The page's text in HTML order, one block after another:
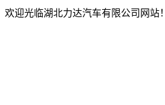
欢迎光临湖北力达汽车有限公司网站！